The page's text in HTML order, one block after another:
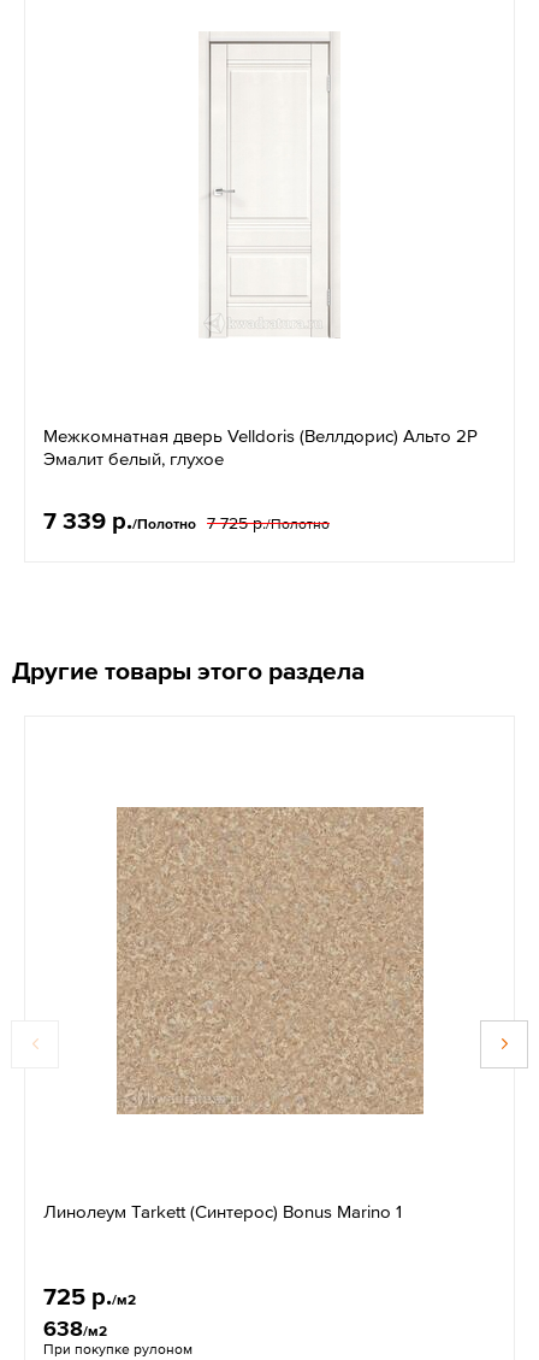
Межкомнатная дверь Velldoris (Веллдорис) Альто 2P
Эмалит белый, глухое
7 339 р./Полотно 7 725 р./Полотно
Другие товары этого раздела
Линолеум Tarkett (Синтерос) Bonus Marino 1
725 р./м2
638/м2
При покупке рулоном